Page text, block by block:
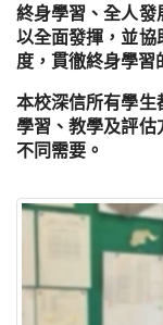
終身學習、全人發
以全面發揮，並協
度，貫徹終身學習
本校深信所有學生
學習、教學及評估
不同需要。